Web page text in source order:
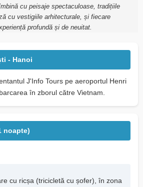
cu peisaje spectaculoase, tradițiile
cu vestigiile arhitecturale, și fiecare
profundă și de neuitat.
- Hanoi
J'Info Tours pe aeroportul Henri
în zborul către Vietnam.
noapte)
cu ricșa (tricicletă cu șofer), în zona